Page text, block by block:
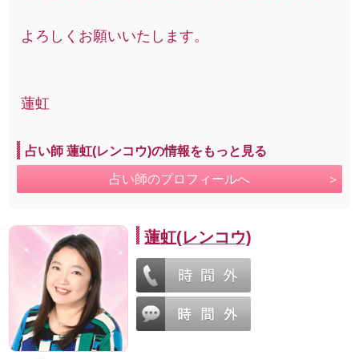
よろしくお願いいたします。
蓮虹
占い師 蓮虹(レンコウ)の情報をもっと見る
占い師のプロフィールへ
蓮虹(レンコウ)